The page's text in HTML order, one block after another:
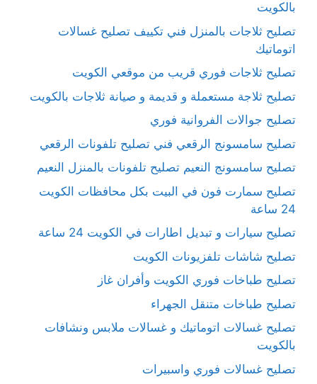
بالكويت
تصليح ثلاجات بالمنزل فني تكييف تصليح غسالات
اتوماتيك
تصليح ثلاجات فوري قريب من موقعي الكويت
تصليح ثلاجة مستعملة و قديمة و صيانة ثلاجات بالكويت
تصليح جوالات الفروانية فوري
تصليح سامسونج الرقعي فني تصليح تلفونات الرقعي
تصليح سامسونج النعيم تصليح تلفونات بالمنزل النعيم
تصليح سمارت فون في البيت بكل محافظات الكويت
24 ساعة
تصليح سيارات و تبديل اطارات في الكويت 24 ساعة
تصليح شاشات تلفزيونات الكويت
تصليح طباخات فوري الكويت وأفران غاز
تصليح طباخات متنقل الجهراء
تصليح غسالات اتوماتيك و غسالات ملابس ونشافات
بالكويت
تصليح غسالات فوري واسبيرات